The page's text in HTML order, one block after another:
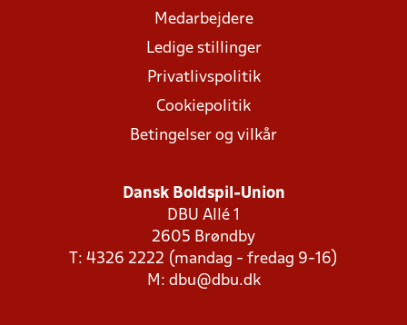
Medarbejdere
Ledige stillinger
Privatlivspolitik
Cookiepolitik
Betingelser og vilkår
Dansk Boldspil-Union
DBU Allé 1
2605 Brøndby
T: 4326 2222 (mandag - fredag 9-16)
M: dbu@dbu.dk